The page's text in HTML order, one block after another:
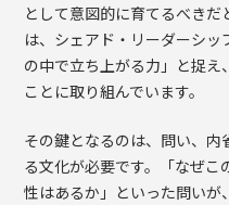
として意図的に育てるべきだ
は、シェアド・リーダーシ
の中で立ち上がる力」と捉
ことに取り組んでいます。
その鍵となるのは、問い、内
る文化が必要です。「なぜ
性はあるか」といった問い